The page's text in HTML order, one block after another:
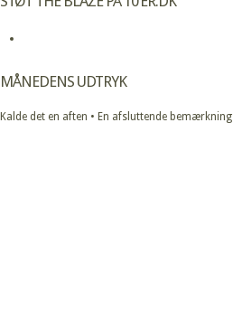
MÅNEDENS UDTRYK
Kalde det en aften • En afsluttende bemærkning